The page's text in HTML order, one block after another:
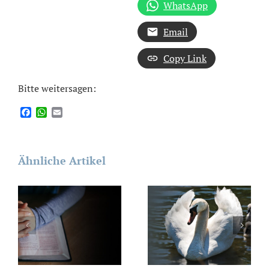
WhatsApp
Email
Copy Link
Bitte weitersagen:
FacebookWhatsApp
Ähnliche Artikel